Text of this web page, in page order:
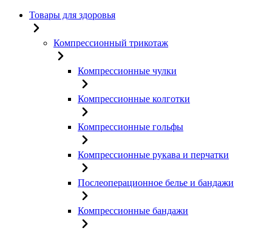
Товары для здоровья
Компрессионный трикотаж
Компрессионные чулки
Компрессионные колготки
Компрессионные гольфы
Компрессионные рукава и перчатки
Послеоперационное белье и бандажи
Компрессионные бандажи